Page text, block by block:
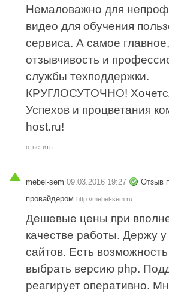
Немаловажно для
видео для обучения
сервиса. А самое
отзывчивость и
службы техподдержки.
КРУГЛОСУТОЧНО!
Успехов и процветания
host.ru!
ответить
mebel-sem 09.03.2016 19:27
Отзыв
провайдером http://mebel-sem.ru
Дешевые цены при
качестве работы. Держу
сайтов. Есть
выбрать версию php.
реагирует оперативно.